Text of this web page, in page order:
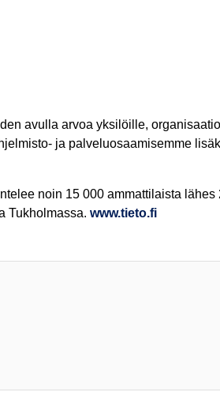
avulla arvoa yksilöille,
ja palveluosaamisemme
noin 15 000 ammattilaista
Tukholmassa. www.tieto.fi